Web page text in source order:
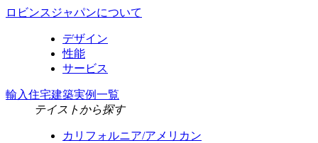
ロビンスジャパンについて
デザイン
性能
サービス
輸入住宅建築実例一覧
テイストから探す
カリフォルニア/アメリカン